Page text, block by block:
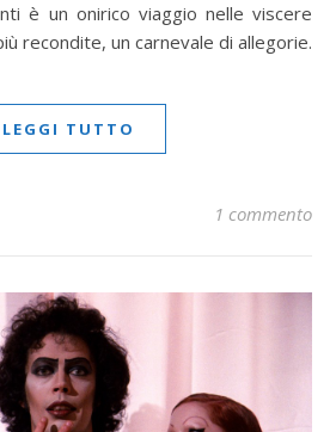
recondite, un carnevale di allegorie.
LEGGI TUTTO
1 commento